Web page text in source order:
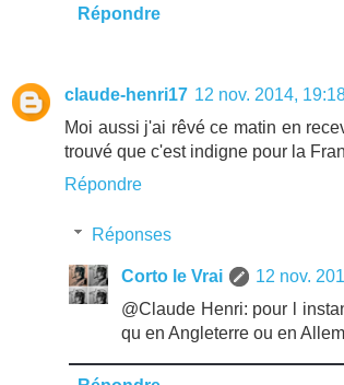
Répondre
claude-henri17 12 nov. 2014,
Moi aussi j'ai rêvé ce matin en
trouvé que c'est indigne pour la
Répondre
Réponses
Corto le Vrai
12 nov.
@Claude Henri: pour l
qu en Angleterre ou en